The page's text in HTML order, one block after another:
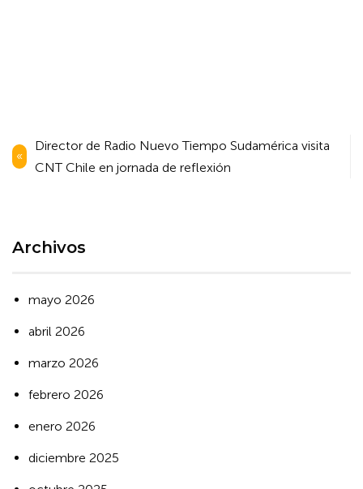
Navegación
de
Director de Radio Nuevo Tiempo Sudamérica visita
CNT Chile en jornada de reflexión
Archivos
mayo 2026
abril 2026
marzo 2026
febrero 2026
enero 2026
diciembre 2025